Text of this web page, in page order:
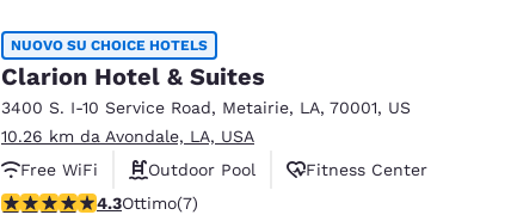
NUOVO SU CHOICE HOTELS
Clarion Hotel & Suites
3400 S. I-10 Service Road, Metairie, LA, 70001, US
10.26 km da Avondale, LA, USA
Free WiFi
Outdoor Pool
Fitness Center
Valutazione di 4.29 stelle. Ottimo. 7 recensioni
4.3Ottimo(7)